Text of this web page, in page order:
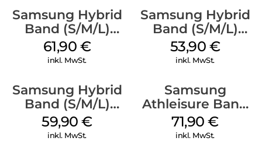
Samsung Hybrid
Band (S/M/L)
Galaxy
Watch8/Watch8
61,90 €
inkl. MwSt.
Samsung Hybrid
Band (S/M/L)
Galaxy
Watch8/Watch8
53,90 €
inkl. MwSt.
Samsung Hybrid
Band (S/M/L)
Galaxy
Watch8/Watch8
59,90€
inkl. MwSt.
Samsung
Athleisure Band
(S/M) Galaxy
Watch8/Watch8
71,90€
inkl. MwSt.